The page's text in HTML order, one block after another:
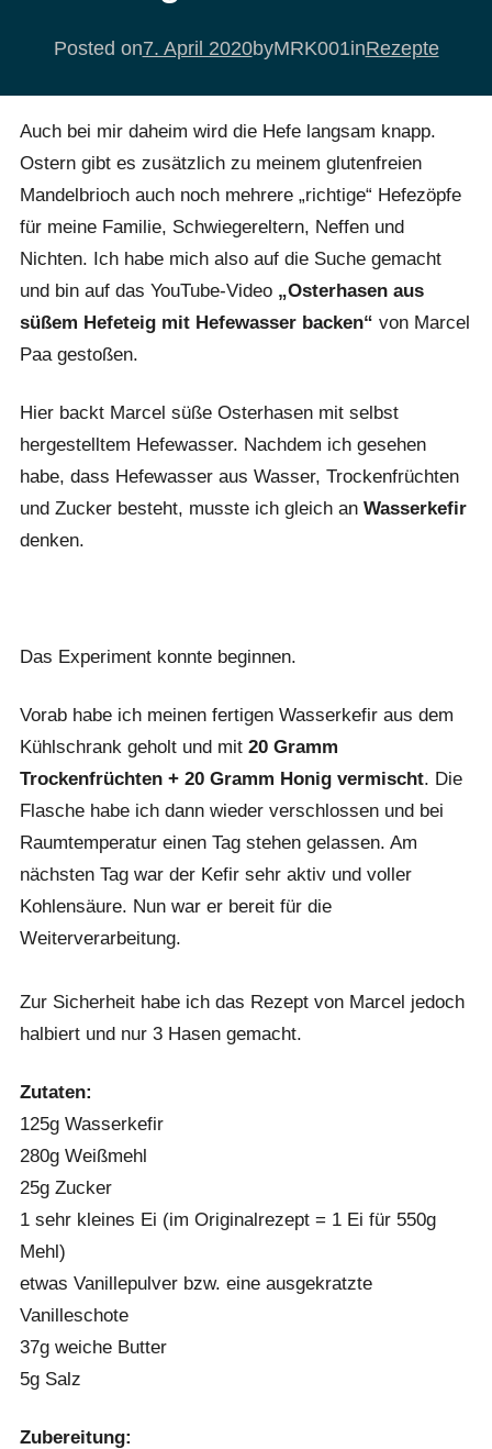
Posted on7. April 2020byMRK001inRezepte
Auch bei mir daheim wird die Hefe langsam knapp.
Ostern gibt es zusätzlich zu meinem glutenfreien
Mandelbrioch auch noch mehrere „richtige“ Hefezöpfe
für meine Familie, Schwiegereltern, Neffen und
Nichten. Ich habe mich also auf die Suche gemacht
und bin auf das YouTube-Video „Osterhasen aus
süßem Hefeteig mit Hefewasser backen“ von Marcel
Paa gestoßen.
Hier backt Marcel süße Osterhasen mit selbst
hergestelltem Hefewasser. Nachdem ich gesehen
habe, dass Hefewasser aus Wasser, Trockenfrüchten
und Zucker besteht, musste ich gleich an Wasserkefir
denken.
Das Experiment konnte beginnen.
Vorab habe ich meinen fertigen Wasserkefir aus dem
Kühlschrank geholt und mit 20 Gramm
Trockenfrüchten + 20 Gramm Honig vermischt. Die
Flasche habe ich dann wieder verschlossen und bei
Raumtemperatur einen Tag stehen gelassen. Am
nächsten Tag war der Kefir sehr aktiv und voller
Kohlensäure. Nun war er bereit für die
Weiterverarbeitung.
Zur Sicherheit habe ich das Rezept von Marcel jedoch
halbiert und nur 3 Hasen gemacht.
Zutaten:
125g Wasserkefir
280g Weißmehl
25g Zucker
1 sehr kleines Ei (im Originalrezept = 1 Ei für 550g
Mehl)
etwas Vanillepulver bzw. eine ausgekratzte
Vanilleschote
37g weiche Butter
5g Salz
Zubereitung: